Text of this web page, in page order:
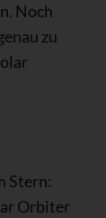
Noch
zu
Stern:
Orbiter